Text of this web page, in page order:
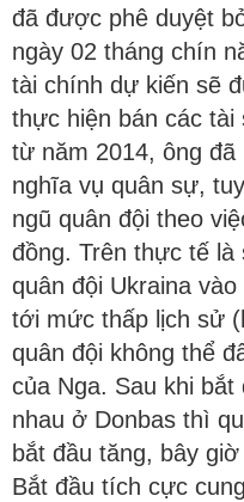
đã được phê duyệt
ngày 02 tháng chín
tài chính dự kiến ​​sẽ
thực hiện bán các
từ năm 2014, ông đã
nghĩa vụ quân sự,
ngũ quân đội theo
đồng. Trên thực tế
quân đội Ukraina
tới mức thấp lịch sử
quân đội không thể
của Nga. Sau khi
nhau ở Donbas thì
bắt đầu tăng, bây
Bắt đầu tích cực